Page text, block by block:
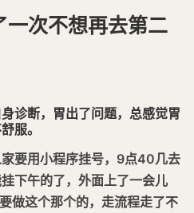
一次不想再去第二
诊断，胃出了问题，总感觉胃
服。
要用小程序挂号，9点40几去
下午的了，外面上了一会儿
做这个那个的，走流程走了不